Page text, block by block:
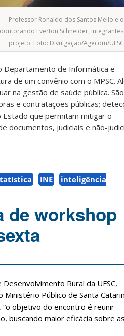
Professor Ronaldo dos Santos Mello e o
doutorando Everton Schneider,
projeto. Foto: Divulgação/Agecom/UFSC
Departamento de Informática e
de um convênio com o MPSC.
na gestão de saúde pública.
e contratações públicas;
que permitam mitigar o
documentos, judiciais e não-
INE
inteligência
de workshop
Rural da UFSC,
Público de Santa
objetivo do encontro é reunir
buscando maior eficácia sobre as